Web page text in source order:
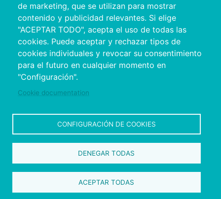
de marketing, que se utilizan para mostrar
contenido y publicidad relevantes. Si elige
"ACEPTAR TODO", acepta el uso de todas las
cookies. Puede aceptar y rechazar tipos de
cookies individuales y revocar su consentimiento
para el futuro en cualquier momento en
"Configuración".
Cookie documentation
CONFIGURACIÓN DE COOKIES
DENEGAR TODAS
ACEPTAR TODAS
Copyright © 2026. Conselho Provincial de
Pontevedra.
Todos os direitos reservados